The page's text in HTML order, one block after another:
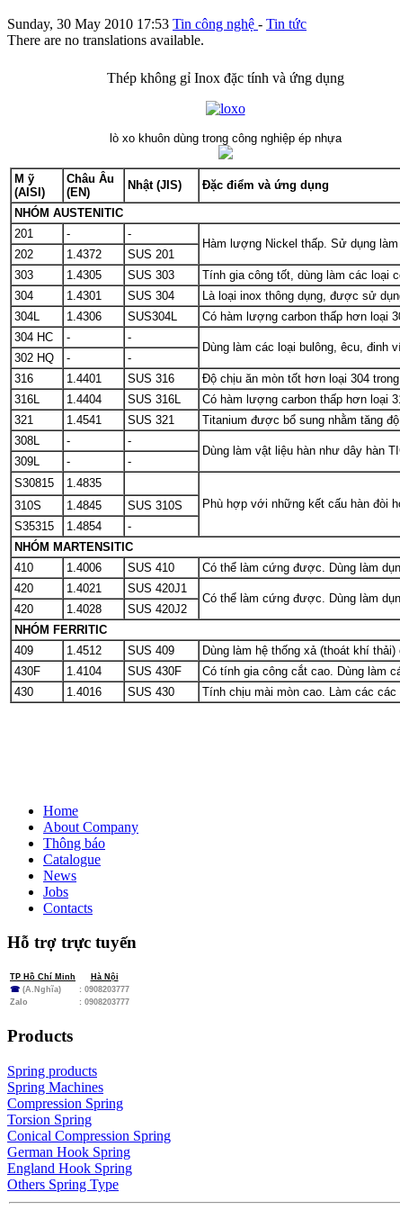
Sunday, 30 May 2010 17:53 Tin công nghệ - Tin tức
There are no translations available.
Thép không gỉ Inox đặc tính và ứng dụng
lò xo khuôn dùng trong công nghiệp ép nhựa
M ỹ
(AISI)
Châu Âu
(EN)
Nhật (JIS) Đặc điểm và ứng dụng
NHÓM AUSTENITIC
201
- -
Hàm lượng Nickel thấp. Sử dụng
202
1.4372
SUS 201
303
1.4305 SUS 303
Tính gia công tốt, dùng làm các loại
304
1.4301 SUS 304
Là loại inox thông dụng, được sử
304L
1.4306 SUS304L Có hàm lượng carbon thấp hơn loại
304 HC
- -
Dùng làm các loại bulông, êcu, đinh
302 HQ
-
-
316
1.4401 SUS 316
Độ chịu ăn mòn tốt hơn loại 304
316L
1.4404 SUS 316L
Có hàm lượng carbon thấp hơn loại
321
1.4541 SUS 321
Titanium được bổ sung nhằm tăng
308L
- -
Dùng làm vật liệu hàn như dây hàn
309L
-
-
S30815
1.4835
Phù hợp với những kết cấu hàn đòi
310S 1.4845
SUS 310S
S35315
1.4854
-
NHÓM MARTENSITIC
410
1.4006 SUS 410
Có thể làm cứng được. Dùng làm
420
1.4021 SUS 420J1
Có thể làm cứng được. Dùng làm
420
1.4028
SUS 420J2
NHÓM FERRITIC
409
1.4512 SUS 409
Dùng làm hệ thống xả (thoát khí
430F
1.4104 SUS 430F
Có tính gia công cắt cao. Dùng làm
430
1.4016 SUS 430 Tính chịu mài mòn cao. Làm các
Home
About Company
Thông báo
Catalogue
News
Jobs
Contacts
Hỗ trợ trực tuyến
TP Hồ Chí Minh
Hà Nội
☎ (A.Nghĩa)
: 0908203777
Zalo
: 0908203777
Products
Spring products
Spring Machines
Compression Spring
Torsion Spring
Conical Compression Spring
German Hook Spring
England Hook Spring
Others Spring Type